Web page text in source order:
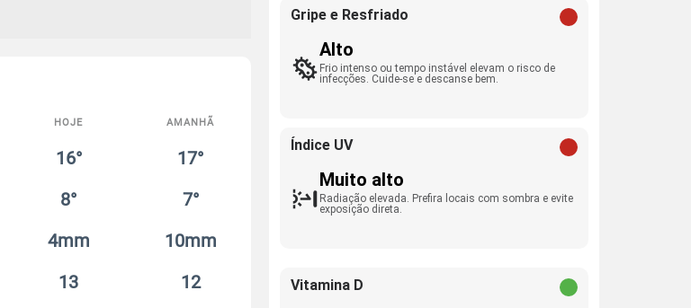
HOJE AMANHÃ
16° 17°
8° 7°
4mm 10mm
13 12
Gripe e Resfriado
Alto
Frio intenso ou tempo instável elevam o risco de
infecções. Cuide-se e descanse bem.
Índice UV
Muito alto
Radiação elevada. Prefira locais com sombra e evite
exposição direta.
Vitamina D